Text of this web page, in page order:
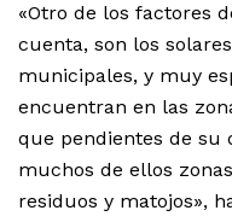
«Otro de los factores
cuenta, son los
municipales, y muy
encuentran en las
que pendientes de su
muchos de ellos
residuos y matojos»,